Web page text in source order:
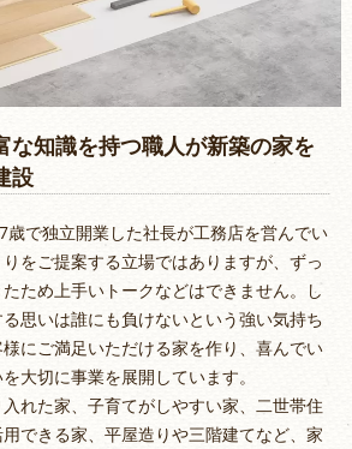
な知識を持つ職人が新築の家を
設
歳で独立開業した社長が工務店を営んでい
をご提案する立場ではありますが、ずっ
ため上手いトークなどはできません。し
思いは誰にも負けないという強い気持ち
にご満足いただける家を作り、喜んでい
大切に事業を展開しています。
れた家、子育てがしやすい家、二世帯住
できる家、平屋造りや三階建てなど、家